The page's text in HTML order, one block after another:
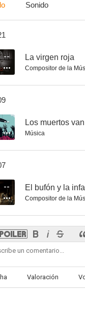
Sonido
-- La virgen roja
Compositor de la
-- Los muertos
Música
-- El bufón y la
Compositor de la
Valoración